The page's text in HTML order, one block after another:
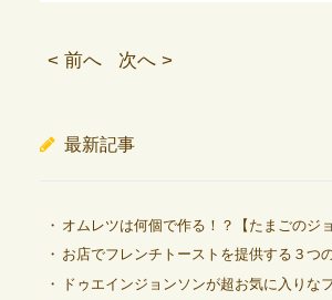
< 前へ 次へ >
最新記事
オムレツは何個で作る！？【たまごのジョ
お店でフレンチトーストを提供する３つ
ドゥエインジョンソンが超お気に入りな